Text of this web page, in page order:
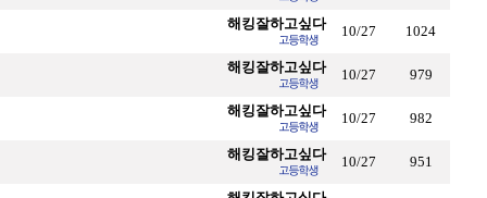
해킹잘하고싶다 10/27 1024
해킹잘하고싶다 10/27 979
해킹잘하고싶다 10/27 982
해킹잘하고싶다 10/27 951